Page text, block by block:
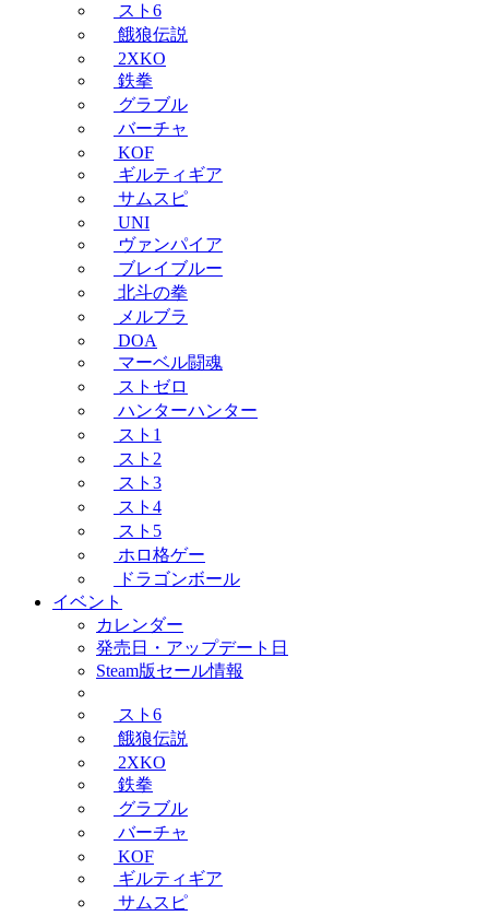
スト6
餓狼伝説
2XKO
鉄拳
グラブル
バーチャ
KOF
ギルティギア
サムスピ
UNI
ヴァンパイア
ブレイブルー
北斗の拳
メルブラ
DOA
マーベル闘魂
ストゼロ
ハンターハンター
スト1
スト2
スト3
スト4
スト5
ホロ格ゲー
ドラゴンボール
イベント
カレンダー
発売日・アップデート日
Steam版セール情報
スト6
餓狼伝説
2XKO
鉄拳
グラブル
バーチャ
KOF
ギルティギア
サムスピ